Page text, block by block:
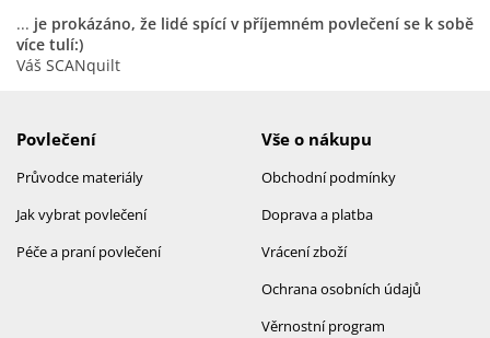
... je prokázáno, že lidé spící v příjemném povlečení se k sobě
více tulí:)
Váš SCANquilt
Povlečení
Průvodce materiály
Jak vybrat povlečení
Péče a praní povlečení
Vše o nákupu
Obchodní podmínky
Doprava a platba
Vrácení zboží
Ochrana osobních údajů
Věrnostní program